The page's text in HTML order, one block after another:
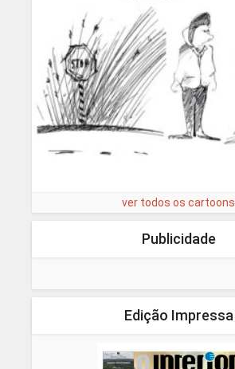
ver todos os cartoons
Publicidade
Edição Impressa